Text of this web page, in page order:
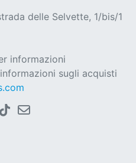
delle Selvette, 1/bis/1
informazioni
sugli acquisti